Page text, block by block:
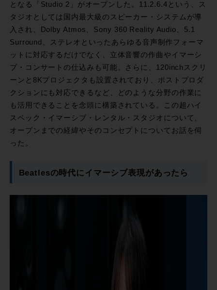
となる「Studio 2」がオープンした。11.2.6.4という、ス
タジオとしては国内最大級のスピーカー・システムが導
入され、Dolby Atmos、Sony 360 Reality Audio、5.1
Surround、ステレオといったあらゆる音声制作フォーマ
ットに対応するだけでなく、立体音響の作曲やイマーシ
ブ・コンサートの仕込みも可能。さらに、120inchスクリ
ーンと8Kプロジェクタも設置されており、ポストプロダ
クションにも対応できるなど、どのような分野の作業に
も活用できることを念頭に構築されている。この超ハイ
スペック・イマーシブ・レンタル・スタジオについて、
オープンまでの経緯やそのコンセプトについてお話を伺
った。
Beatlesの時代にイマーシブ表現があったら